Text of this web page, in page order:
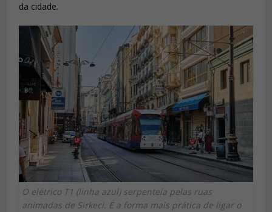
da cidade.
O elétrico T1 (linha azul) serpenteia pelas ruas
animadas de Sirkeci. É a forma mais prática de ligar o